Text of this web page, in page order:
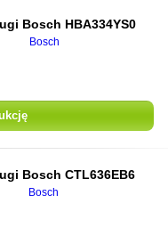
Bosch HBA334YS0
Bosch
Bosch CTL636EB6
Bosch